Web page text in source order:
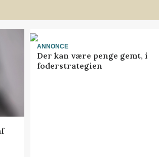
ANNONCE
Der kan være penge gemt, i
foderstrategien